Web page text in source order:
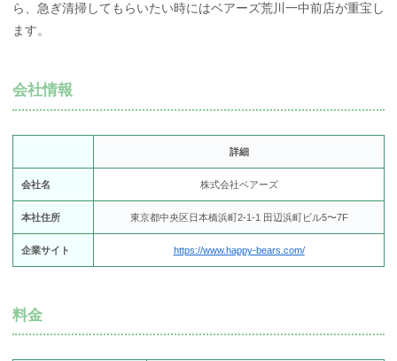
ら、急ぎ清掃してもらいたい時にはベアーズ荒川一中前店が重宝し
ます。
会社情報
詳細
会社名 株式会社ベアーズ
本社住所 東京都中央区日本橋浜町2-1-1 田辺浜町ビル5〜7F
企業サイト https://www.happy-bears.com/
料金